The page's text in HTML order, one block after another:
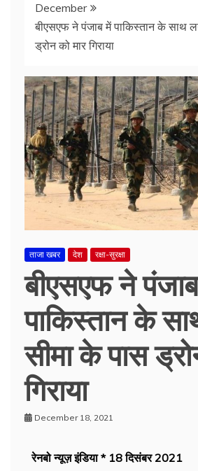
December
बीएसएफ ने पंजाब में पाकिस्तान के साथ
ड्रोन को मार गिराया
ताजा खबर देश रक्षा-सुरक्षा
बीएसएफ ने
पाकिस्तान के
सीमा के पास
गिराया
December 18, 2021
रेनबो न्यूज़ इंडिया * 18 दिसंबर 2021